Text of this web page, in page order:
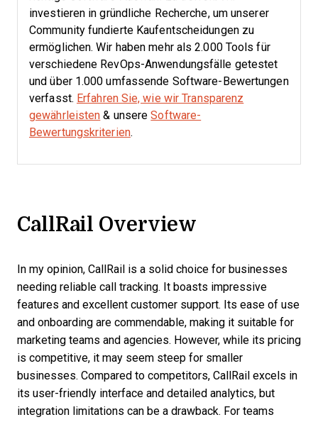
investieren in gründliche Recherche, um unserer
Community fundierte Kaufentscheidungen zu
ermöglichen. Wir haben mehr als 2.000 Tools für
verschiedene RevOps-Anwendungsfälle getestet
und über 1.000 umfassende Software-Bewertungen
verfasst. Erfahren Sie, wie wir Transparenz
gewährleisten & unsereSoftware-
Bewertungskriterien.
CallRail Overview
In my opinion, CallRail is a solid choice for businesses
needing reliable call tracking. It boasts impressive
features and excellent customer support. Its ease of use
and onboarding are commendable, making it suitable for
marketing teams and agencies. However, while its pricing
is competitive, it may seem steep for smaller
businesses. Compared to competitors, CallRail excels in
its user-friendly interface and detailed analytics, but
integration limitations can be a drawback. For teams